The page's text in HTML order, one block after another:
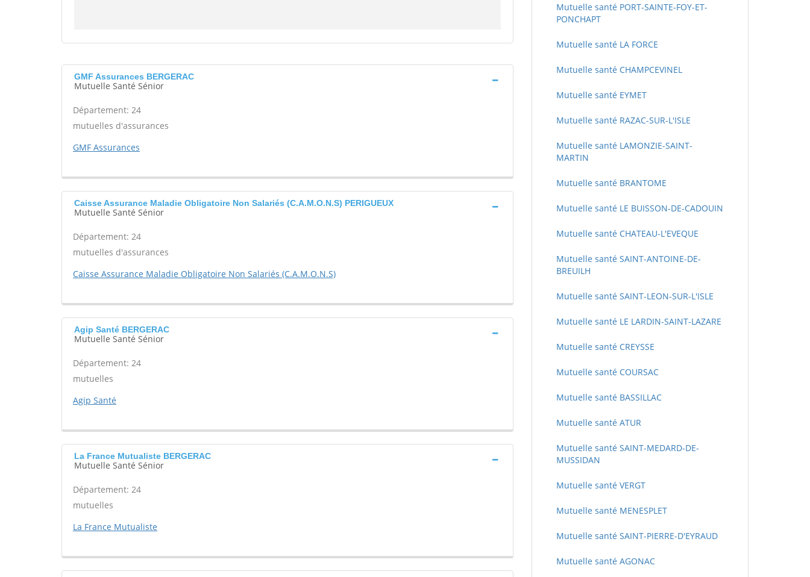
GMF Assurances BERGERAC
Mutuelle Santé Sénior
Département: 24
mutuelles d'assurances
GMF Assurances
Caisse Assurance Maladie Obligatoire Non Salariés (C.A.M.O.N.S) PERIGUEUX
Mutuelle Santé Sénior
Département: 24
mutuelles d'assurances
Caisse Assurance Maladie Obligatoire Non Salariés (C.A.M.O.N.S)
Agip Santé BERGERAC
Mutuelle Santé Sénior
Département: 24
mutuelles
Agip Santé
La France Mutualiste BERGERAC
Mutuelle Santé Sénior
Département: 24
mutuelles
La France Mutualiste
Mutuelle santé PORT-SAINTE-FOY-ET-
PONCHAPT
Mutuelle santé LA FORCE
Mutuelle santé CHAMPCEVINEL
Mutuelle santé EYMET
Mutuelle santé RAZAC-SUR-L'ISLE
Mutuelle santé LAMONZIE-SAINT-
MARTIN
Mutuelle santé BRANTOME
Mutuelle santé LE BUISSON-DE-CADOUIN
Mutuelle santé CHATEAU-L'EVEQUE
Mutuelle santé SAINT-ANTOINE-DE-
BREUILH
Mutuelle santé SAINT-LEON-SUR-L'ISLE
Mutuelle santé LE LARDIN-SAINT-LAZARE
Mutuelle santé CREYSSE
Mutuelle santé COURSAC
Mutuelle santé BASSILLAC
Mutuelle santé ATUR
Mutuelle santé SAINT-MEDARD-DE-
MUSSIDAN
Mutuelle santé VERGT
Mutuelle santé MENESPLET
Mutuelle santé SAINT-PIERRE-D'EYRAUD
Mutuelle santé AGONAC